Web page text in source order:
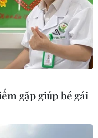
gặp giúp bé gái